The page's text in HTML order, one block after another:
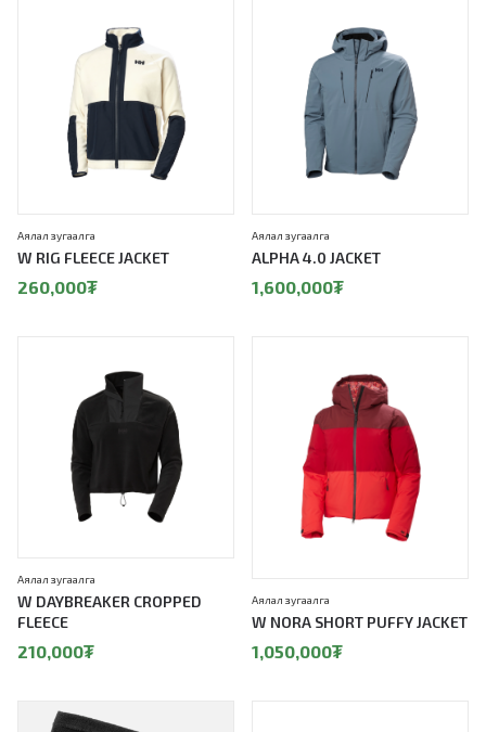
W RIG FLEECE JACKET
Аялал зугаалга
260,000₮
ALPHA 4.0 JACKET
Аялал зугаалга
1,600,000₮
W DAYBREAKER CROPPED
FLEECE
Аялал зугаалга
210,000₮
W NORA SHORT PUFFY JACKET
Аялал зугаалга
1,050,000₮